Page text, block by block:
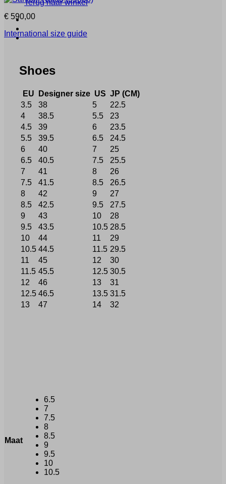
Terug naar winkel
€ 590,00
International size guide
Shoes
EU Designer size US JP (CM)
3.5
38 5
22.5
4
38.5 5.5
23
4.5
39 6
23.5
5.5
39.5 6.5
24.5
6
40 7
25
6.5
40.5 7.5
25.5
7
41 8
26
7.5
41.5 8.5
26.5
8
42 9
27
8.5
42.5 9.5
27.5
9
43 10
28
9.5
43.5 10.5 28.5
10
44 11
29
10.5 44.5 11.5 29.5
11
45 12
30
11.5 45.5 12.5 30.5
12
46 13
31
12.5 46.5 13.5 31.5
13
47 14 32
Maat
6.5
7
7.5
8
8.5
9
9.5
10
10.5